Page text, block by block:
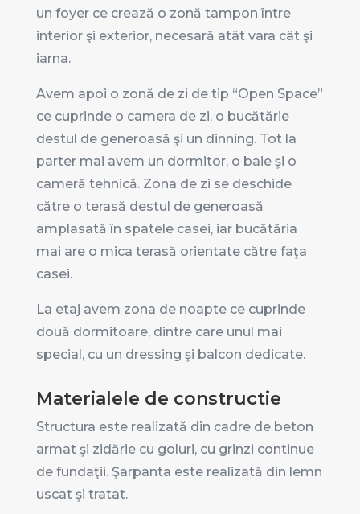
un foyer ce crează o zonă tampon între
interior şi exterior, necesară atât vara cât şi
iarna.
Avem apoi o zonă de zi de tip “Open Space”
ce cuprinde o camera de zi, o bucătărie
destul de generoasă şi un dinning. Tot la
parter mai avem un dormitor, o baie şi o
cameră tehnică. Zona de zi se deschide
către o terasă destul de generoasă
amplasată în spatele casei, iar bucătăria
mai are o mica terasă orientate către faţa
casei.
La etaj avem zona de noapte ce cuprinde
două dormitoare, dintre care unul mai
special, cu un dressing şi balcon dedicate.
Materialele de constructie
Structura este realizată din cadre de beton
armat şi zidărie cu goluri, cu grinzi continue
de fundaţii. Şarpanta este realizată din lemn
uscat şi tratat.